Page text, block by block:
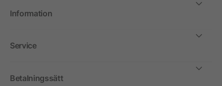
Information
Service
Betalningssätt